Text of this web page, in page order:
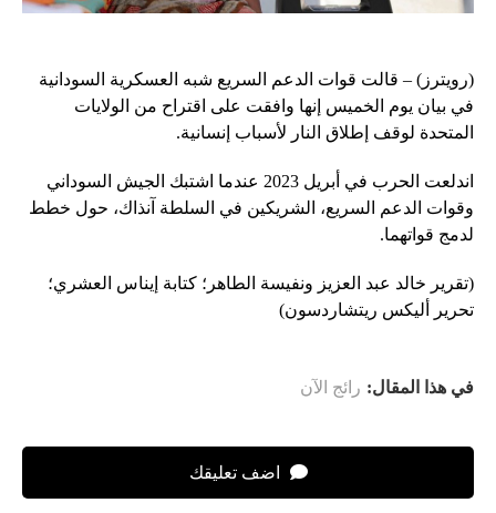
(رويترز) – قالت قوات الدعم السريع شبه العسكرية السودانية
في بيان يوم الخميس إنها وافقت على اقتراح من الولايات
المتحدة لوقف إطلاق النار لأسباب إنسانية.
اندلعت الحرب في أبريل 2023 عندما اشتبك الجيش السوداني
وقوات الدعم السريع، الشريكين في السلطة آنذاك، حول خطط
لدمج قواتهما.
(تقرير خالد عبد العزيز ونفيسة الطاهر؛ كتابة إيناس العشري؛
تحرير أليكس ريتشاردسون)
في هذا المقال: رائج الآن
اضف تعليقك